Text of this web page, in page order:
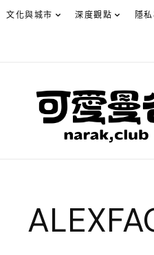
文化與城市 深度觀點 隱